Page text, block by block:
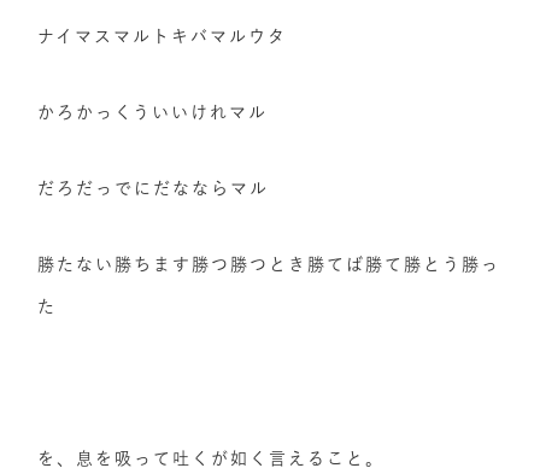
ナイマスマルトキバマルウタ
かろかっくういいけれマル
だろだっでにだなならマル
勝たない勝ちます勝つ勝つとき勝てば勝て勝とう勝っ
た
を、息を吸って吐くが如く言えること。